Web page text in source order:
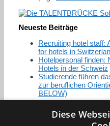
Neueste Beiträge
Recruiting hotel staff:
for hotels in
Hotelpersonal finden:
Hotels in der Schweiz
Studierende führen
zur beruflichen
BELOW)
Diese